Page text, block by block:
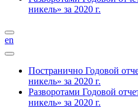
никель» за 2020 г.
en
Постранично Годовой
никель» за 2020 г.
Разворотами Годовой
никель» за 2020 г.